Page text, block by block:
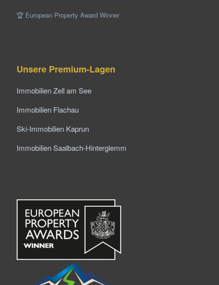
🏆 European Property Award Winner
Unsere Premium-Lagen
Immobilien Zell am See
Immobilien Flachau
Ski-Immobilien Kaprun
Immobilien Saalbach-Hinterglemm